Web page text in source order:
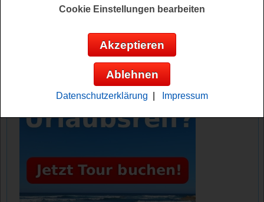
für Zermatt inkl. Übernachtung, Meet and
Anzeige:
Cookie Einstellungen bearbeiten
Akzeptieren
Ablehnen
Datenschutzerklärung Impressum